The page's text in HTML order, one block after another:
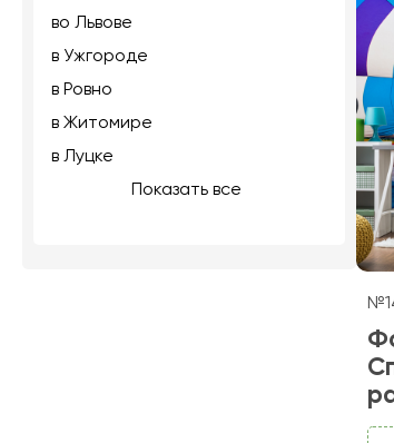
во Львове
в Ужгороде
в Ровно
в Житомире
в Луцке
Показать все